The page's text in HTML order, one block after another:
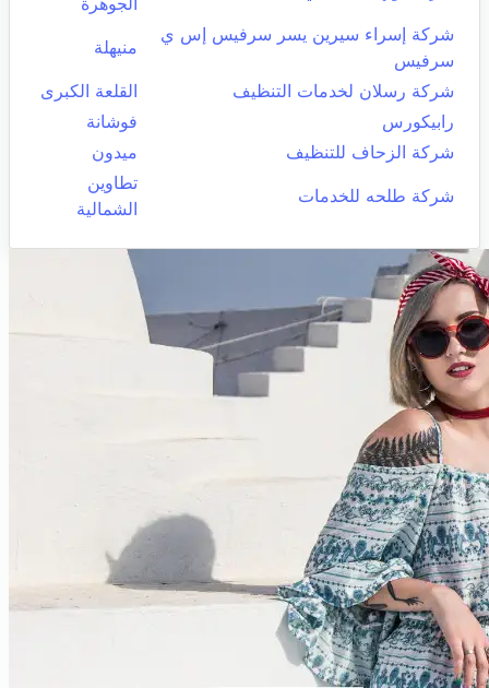
شركة إسراء سيرين يسر سرفيس إس ي
سرفيس
منيهلة
شركة رسلان لخدمات التنظيف
القلعة الكبرى
رابيكورس
فوشانة
شركة الزحاف للتنظيف
ميدون
شركة طلحه للخدمات
تطاوين
الشمالية